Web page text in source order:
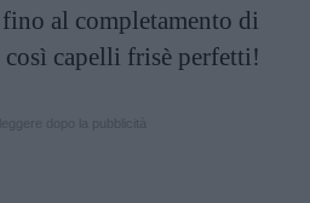
al completamento di
capelli frisè perfetti!